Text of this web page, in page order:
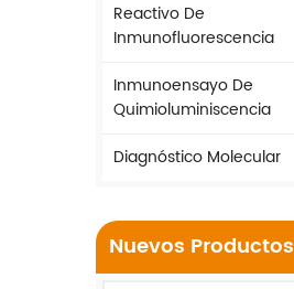
Reactivo De
Inmunofluorescencia
Inmunoensayo De
Quimioluminiscencia
Diagnóstico Molecular
Nuevos Productos